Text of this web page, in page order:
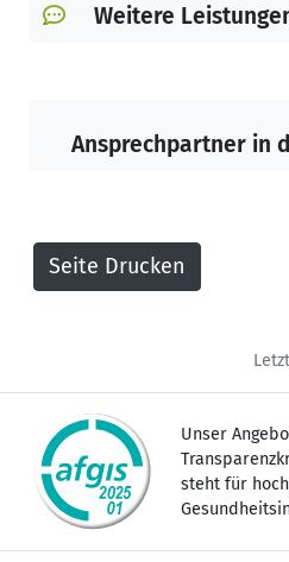
Gerne helfen wir Ihnen
Weitere
Ansprechpartner in
Unser
steht für